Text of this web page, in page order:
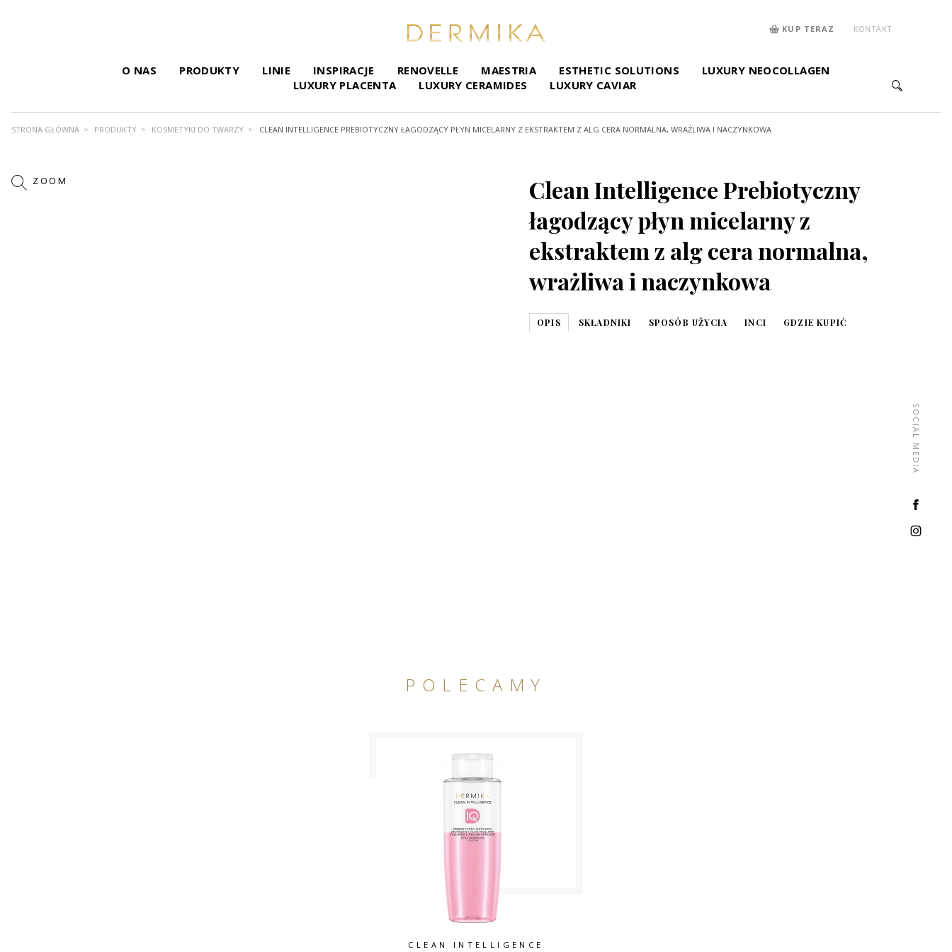
O NAS PRODUKTY LINIE INSPIRACJE RENOVELLE MAESTRIA ESTHETIC SOLUTIONS
LUXURY NEOCOLLAGEN
LUXURY PLACENTA
LUXURY CERAMIDES LUXURY CAVIAR
KUP TERAZ KONTAKT
STRONA GŁÓWNA PRODUKTY KOSMETYKI DO TWARZY CLEAN INTELLIGENCE PREBIOTYCZNY ŁAGODZĄCY PŁYN MICELARNY Z EKSTRAKTEM Z ALG CERA NORMALNA, WRAŻLIWA I NACZYNKOWA
ZOOM
Clean Intelligence Prebiotyczny
łagodzący płyn micelarny z
ekstraktem z alg cera normalna,
wrażliwa i naczynkowa
OPIS SKŁADNIKI SPOSÓB UŻYCIA INCI GDZIE KUPIĆ
POLECAMY
CLEAN INTELLIGENCE